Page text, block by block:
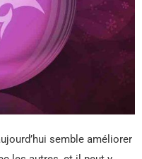
semble améliorer